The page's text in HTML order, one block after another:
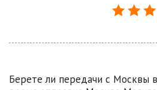
Берете ли передачи с Москвы